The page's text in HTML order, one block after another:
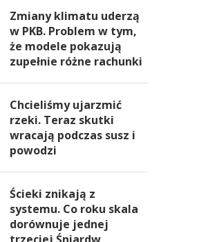
Zmiany klimatu uderzą
w PKB. Problem w tym,
że modele pokazują
zupełnie różne rachunki
Chcieliśmy ujarzmić
rzeki. Teraz skutki
wracają podczas susz i
powodzi
Ścieki znikają z
systemu. Co roku skala
dorównuje jednej